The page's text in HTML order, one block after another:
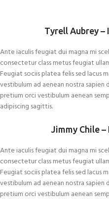
Tyrell Aubrey –
Ante iaculis feugiat dui magna mi
consectetur class metus feugiat
Feugiat sociis platea felis sed lacus
vestibulum ad aenean nostra
pretium orci vestibulum aenean
adipiscing sagittis.
Jimmy Chile –
Ante iaculis feugiat dui magna mi
consectetur class metus feugiat
Feugiat sociis platea felis sed lacus
vestibulum ad aenean nostra
pretium orci vestibulum aenean